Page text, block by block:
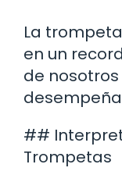
La
en un
de
##
Trompetas